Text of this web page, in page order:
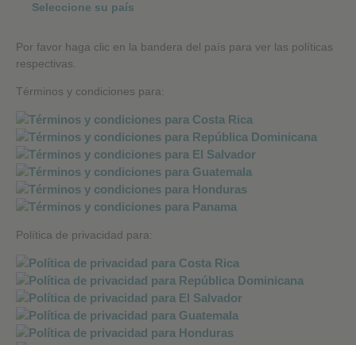
Seleccione su país
Por favor haga clic en la bandera del país para ver las políticas
respectivas.
Términos y condiciones para:
Política de privacidad para: